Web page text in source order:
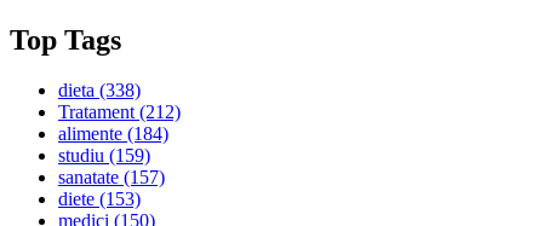
Top Tags
dieta (338)
Tratament(212)
alimente (184)
studiu (159)
sanatate (157)
diete (153)
medici (150)